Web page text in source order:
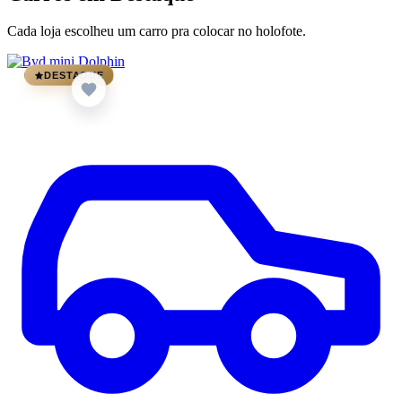
Cada loja escolheu um carro pra colocar no holofote.
DESTAQUE